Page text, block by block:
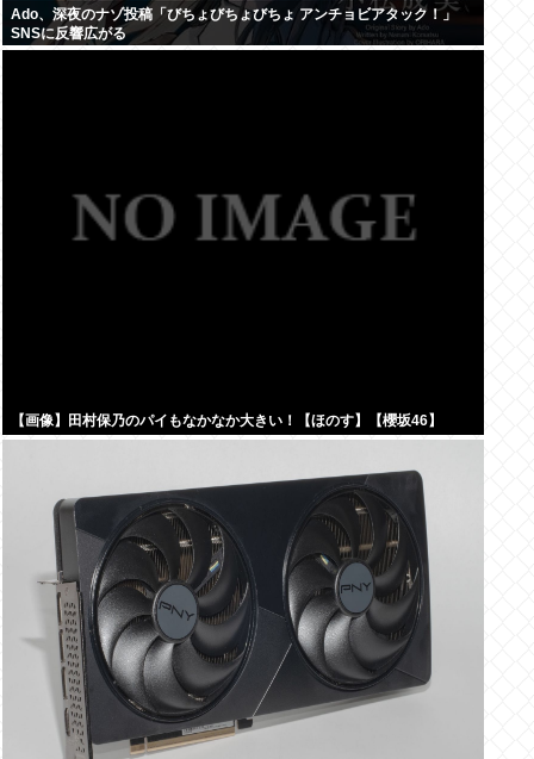
Ado、深夜のナゾ投稿「びちょびちょびちょ アンチョビアタック！」
SNSに反響広がる
【画像】田村保乃のパイもなかなか大きい！【ほのす】【櫻坂46】